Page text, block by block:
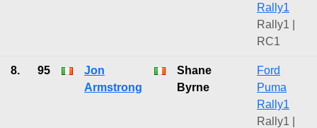
Rally1
Rally1 |
RC1
8. 95
Jon
Armstrong
Shane
Byrne
Ford
Puma
Rally1
Rally1 |